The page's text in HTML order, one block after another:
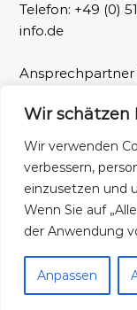
Wir schätzen
Wir verwenden
verbessern,
einzusetzen und
Wenn Sie auf
der Anwendung
Anpassen
Telefon: +49 (0)
info.de
Fotos: LSN und
Copyright © 2026
vorbehalten. Theme: